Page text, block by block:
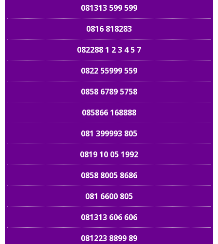
081313 599 599
0816 818283
082288 1 2 3 4 5 7
0822 55999 559
0858 6789 5758
085866 168888
081 399993 805
0819 10 05 1992
0858 8005 8686
081 6600 805
081313 606 606
081223 8899 89